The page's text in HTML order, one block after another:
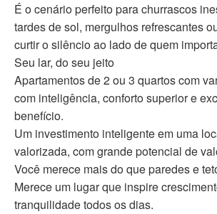
É o cenário perfeito para churrascos
tardes de sol, mergulhos refrescantes
curtir o silêncio ao lado de quem
Seu lar, do seu jeito
Apartamentos de 2 ou 3 quartos com
com inteligência, conforto superior e
benefício.
Um investimento inteligente em uma
valorizada, com grande potencial de
Você merece mais do que paredes e
Merece um lugar que inspire
tranquilidade todos os dias.